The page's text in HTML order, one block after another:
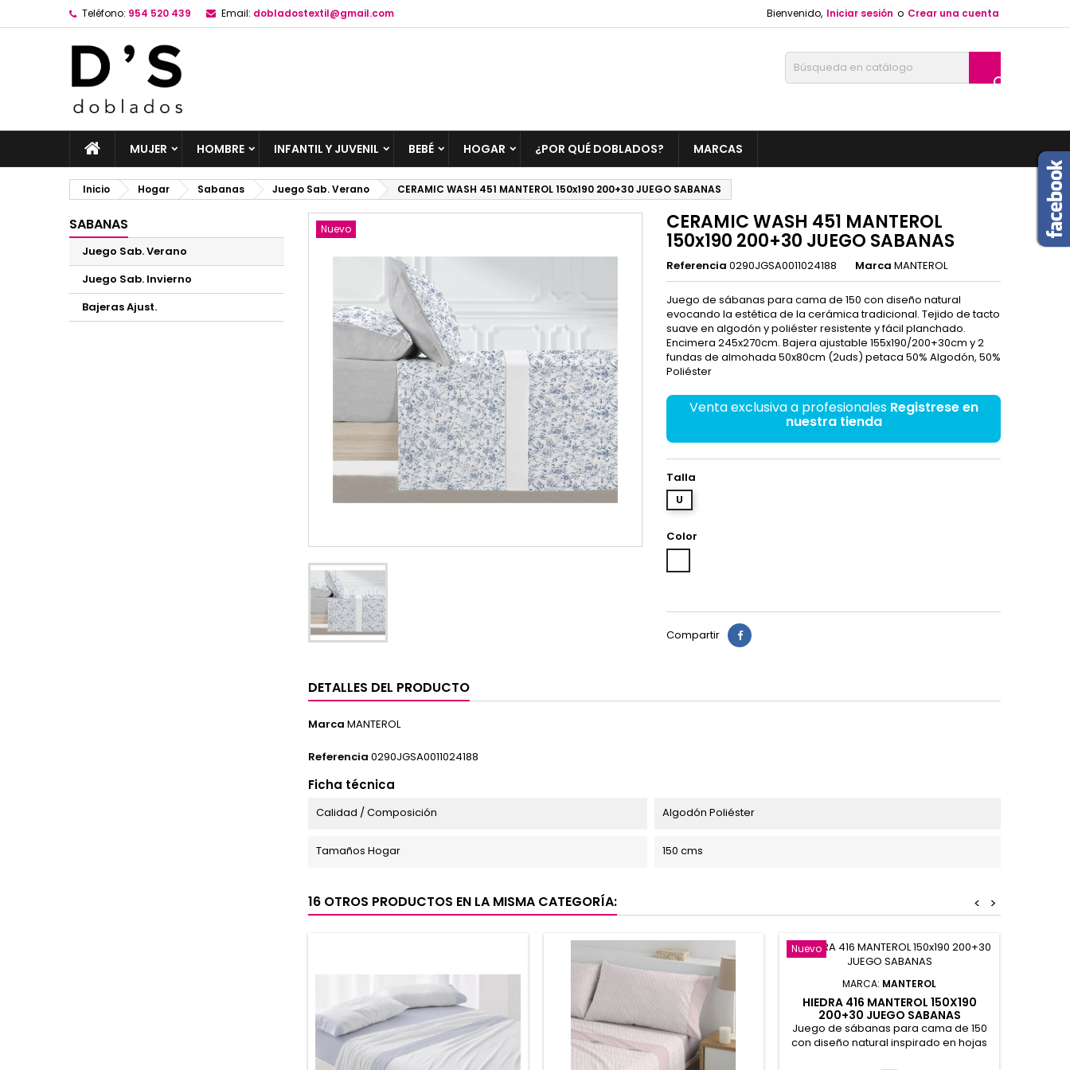
Teléfono: 954 520 439 Email: dobladostextil@gmail.com Bienvenido, Iniciar sesión o Crear una cuenta

MUJER HOMBRE INFANTIL Y JUVENIL BEBÉ HOGAR ¿POR QUÉ DOBLADOS? MARCAS
Inicio Hogar Sabanas Juego Sab. Verano CERAMIC WASH 451 MANTEROL 150x190 200+30 JUEGO SABANAS
SABANAS
Juego Sab. Verano
Juego Sab. Invierno
Bajeras Ajust.
Nuevo CERAMIC WASH 451 MANTEROL
150x190 200+30 JUEGO SABANAS
Referencia 0290JGSA0011024188 Marca MANTEROL
Juego de sábanas para cama de 150 con diseño natural
evocando la estética de la cerámica tradicional. Tejido de tacto
suave en algodón y poliéster resistente y fácil planchado.
Encimera 245x270cm. Bajera ajustable 155x190/200+30cm y 2
fundas de almohada 50x80cm (2uds) petaca 50% Algodón, 50%
Poliéster
Venta exclusiva a profesionales Registrese en
nuestra tienda
Talla
U
Color
Compartir
DETALLES DEL PRODUCTO
Marca MANTEROL
Referencia 0290JGSA0011024188
Ficha técnica
Calidad / Composición Algodón Poliéster
Tamaños Hogar 150 cms
16 OTROS PRODUCTOS EN LA MISMA CATEGORÍA: >
<
Nuevo
MARCA: MANTEROL
HIEDRA 416 MANTEROL 150X190
200+30 JUEGO SABANAS
Juego de sábanas para cama de 150
con diseño natural inspirado en hojas